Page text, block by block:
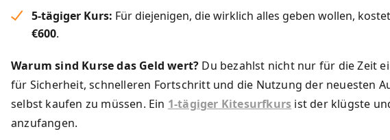
5-tägiger Kurs: Für diejenigen, die wirklich alles geben wollen,
€600.
Warum sind Kurse das Geld wert? Du bezahlst nicht nur für die Zeit
für Sicherheit, schnelleren Fortschritt und die Nutzung der neuesten
selbst kaufen zu müssen. Ein 1-tägiger Kitesurfkurs ist der klügste
anzufangen.